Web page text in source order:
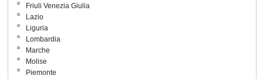
Friuli Venezia Giulia
Lazio
Liguria
Lombardia
Marche
Molise
Piemonte